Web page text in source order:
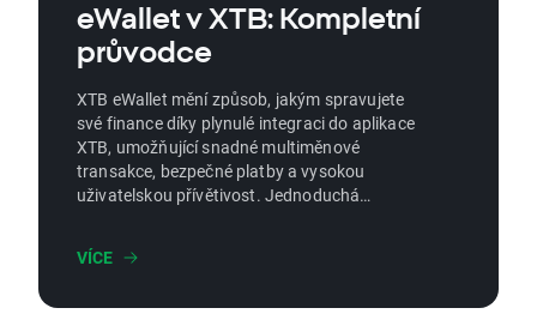
eWallet v XTB: Kompletní
průvodce
XTB eWallet mění způsob, jakým spravujete
své finance díky plynulé integraci do aplikace
XTB, umožňující snadné multiměnové
transakce, bezpečné platby a vysokou
uživatelskou přívětivost. Jednoduchá
majetkem. Vše v jednom. Zjistěte, jak vám
eWallet může zjednodušit a vylepšit správu
VÍCE